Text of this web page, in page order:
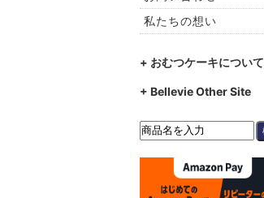
私たちの想い
+ おむつケーキについて
+ Bellevie Other Site